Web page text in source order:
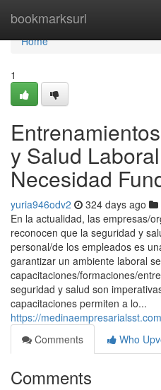
bookmarksurl
Home
Home
1
y Salud
Necesidad
yuria946odv2 324 days ago
En la actualidad, las empresas/
reconocen que la seguridad y
personal/de los empleados es
garantizar un ambiente laboral
capacitaciones/formaciones/
seguridad y salud son
capacitaciones permiten a lo...
https://
Comments
Who
Comments